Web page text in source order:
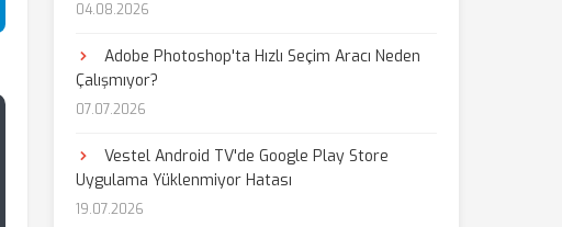
Paylaş
04.08.2026
Adobe Photoshop'ta Hızlı Seçim Aracı Neden
Çalışmıyor?
07.07.2026
Vestel Android TV'de Google Play Store
Uygulama Yüklenmiyor Hatası
19.07.2026